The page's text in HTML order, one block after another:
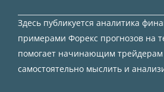
Здесь публикуется аналитика
примерами Форекс прогнозов на
помогает начинающим трейдерам
самостоятельно мыслить и